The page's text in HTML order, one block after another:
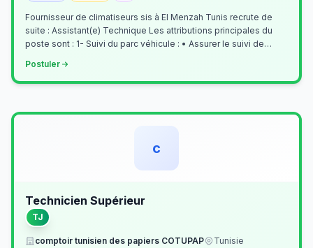
Fournisseur de climatiseurs sis à El Menzah Tunis recrute de
suite : Assistant(e) Technique Les attributions principales du
poste sont : 1- Suivi du parc véhicule : • Assurer le suivi de
Postuler
c
Technicien Supérieur
TJ
comptoir tunisien des papiers COTUPAP
Tunisie